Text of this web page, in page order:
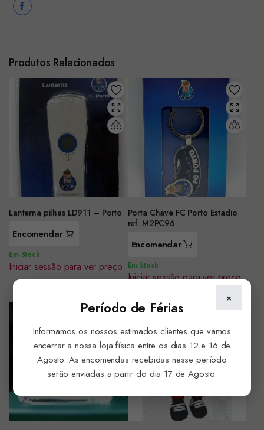
Produtos Relacionados
Lanterna pilhas LD911 – Porto
Encomendar
Em Stock
Iniciar sessão para ver preço
Porta Chave FC Porto Estadio
ref. M2PC96
Encomendar
Em Stock
Iniciar sessão para ver preço
×
Período de Férias
Informamos os nossos estimados clientes que vamos
encerrar a nossa loja física entre os dias 12 e 16 de
Agosto. As encomendas recebidas nesse período
serão enviadas a partir do dia 17 de Agosto.